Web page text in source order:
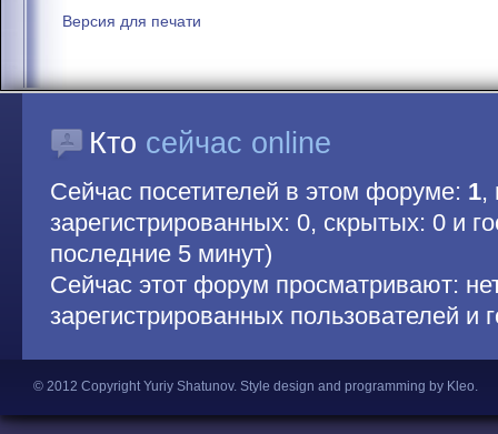
Версия для печати
Кто сейчас online
Сейчас посетителей в этом форуме: 1,
зарегистрированных: 0, скрытых: 0 и
последние 5 минут)
Сейчас этот форум просматривают:
зарегистрированных пользователей и
© 2012 Copyright Yuriy Shatunov. Style design and programming by Kleo.